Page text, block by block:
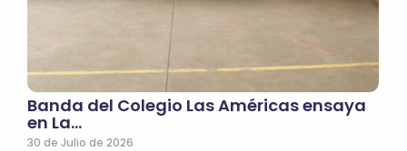
Banda del Colegio Las Américas ensaya
en La…
30 de Julio de 2026